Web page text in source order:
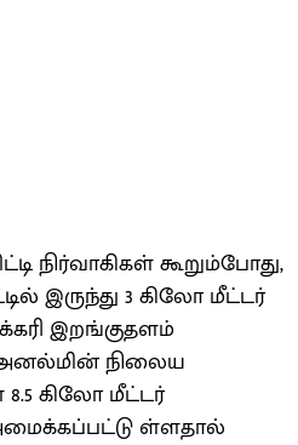
நிர்வாகிகள் கூறும்போது,
இருந்து 3 கிலோ மீட்டர்
இறங்குதளம்
நிலைய
கிலோ மீட்டர்
ள்ளதால்